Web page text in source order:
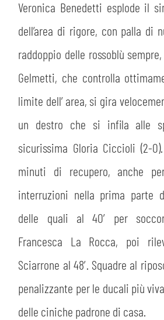
Veronica Benedetti esplode il
dell’area di rigore, con palla di
raddoppio delle rossoblù
Gelmetti, che controlla
limite dell’ area, si gira
un destro che si infila alle
sicurissima Gloria Ciccioli (2-
minuti di recupero, anche
interruzioni nella prima parte
delle quali al 40′ per
Francesca La Rocca, poi
Sciarrone al 48′. Squadre al
penalizzante per le ducali più
delle ciniche padrone di casa.